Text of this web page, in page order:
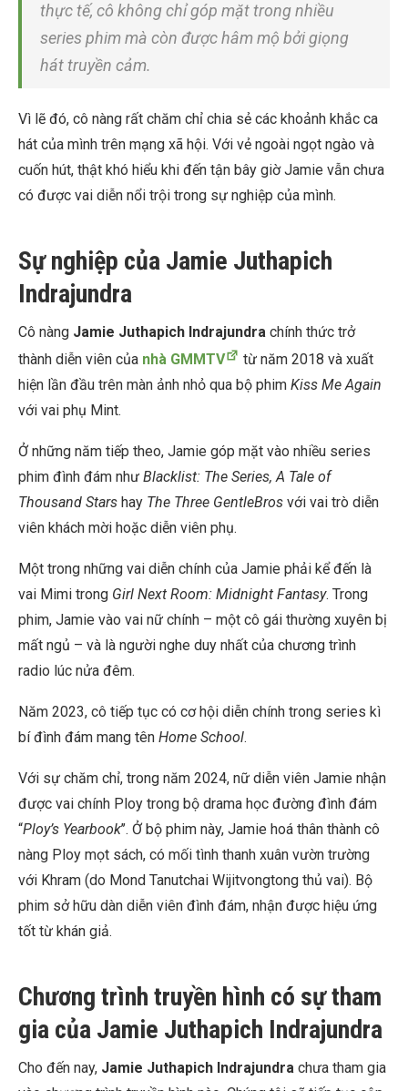
thực tế, cô không chỉ góp mặt trong nhiều
series phim mà còn được hâm mộ bởi giọng
hát truyền cảm.
Vì lẽ đó, cô nàng rất chăm chỉ chia sẻ các khoảnh khắc ca
hát của mình trên mạng xã hội. Với vẻ ngoài ngọt ngào và
cuốn hút, thật khó hiểu khi đến tận bây giờ Jamie vẫn chưa
có được vai diễn nổi trội trong sự nghiệp của mình.
Sự nghiệp của Jamie Juthapich
Indrajundra
Cô nàng Jamie Juthapich Indrajundra chính thức trở
thành diễn viên của nhà GMMTV
từ năm 2018 và xuất
hiện lần đầu trên màn ảnh nhỏ qua bộ phim Kiss Me Again
với vai phụ Mint.
Ở những năm tiếp theo, Jamie góp mặt vào nhiều series
phim đình đám như Blacklist: The Series, A Tale of
Thousand Stars hay The Three GentleBros với vai trò diễn
viên khách mời hoặc diễn viên phụ.
Một trong những vai diễn chính của Jamie phải kể đến là
vai Mimi trong Girl Next Room: Midnight Fantasy. Trong
phim, Jamie vào vai nữ chính – một cô gái thường xuyên bị
mất ngủ – và là người nghe duy nhất của chương trình
radio lúc nửa đêm.
Năm 2023, cô tiếp tục có cơ hội diễn chính trong series kì
bí đình đám mang tên Home School.
Với sự chăm chỉ, trong năm 2024, nữ diễn viên Jamie nhận
được vai chính Ploy trong bộ drama học đường đình đám
“Ploy’s Yearbook’’. Ở bộ phim này, Jamie hoá thân thành cô
nàng Ploy mọt sách, có mối tình thanh xuân vườn trường
với Khram (do Mond Tanutchai Wijitvongtong thủ vai). Bộ
phim sở hữu dàn diễn viên đình đám, nhận được hiệu ứng
tốt từ khán giả.
Chương trình truyền hình có sự tham
gia của Jamie Juthapich Indrajundra
Cho đến nay, Jamie Juthapich Indrajundra chưa tham gia